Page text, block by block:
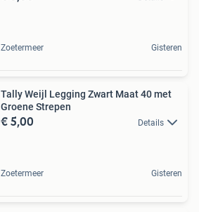
Zoetermeer Gisteren
Tally Weijl Legging Zwart Maat 40 met
Groene Strepen
€ 5,00 Details
Zoetermeer Gisteren